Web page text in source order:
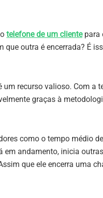
telefone de um clientepara
que outra é encerrada? É
um recurso valioso. Com a
graças à
como o tempo médio
andamento, inicia
que ele encerra uma